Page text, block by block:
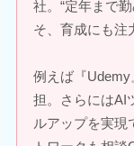
社。“定年まで
そ、育成にも注
例えば『
担。さらにはAI
ルアップを実現